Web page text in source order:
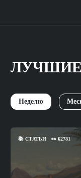
Неделю
📚 СТАТЬИ 👀 62781